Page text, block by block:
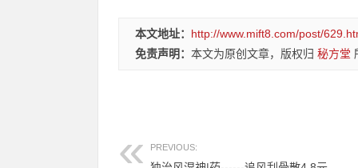
本文地址： http://www.mift8.com/post/
免责声明： 本文为原创文章，版权归 秘方堂
PREVIOUS: